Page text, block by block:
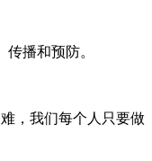
播和预防。
，我们每个人只要做